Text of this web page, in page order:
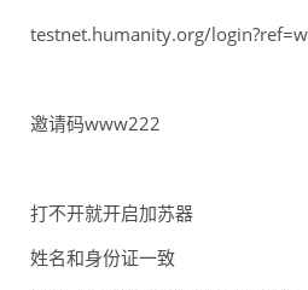
testnet.humanity.org/
邀请码www222
打不开就开启加苏器
姓名和身份证一致